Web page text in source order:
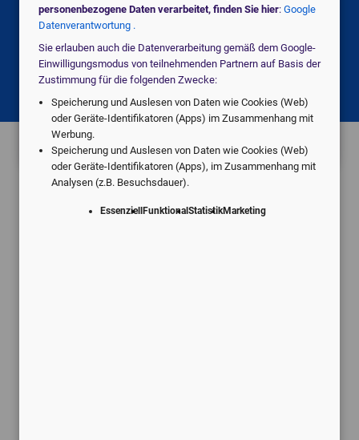
domainKlinik / MVZ
local_hospitalEtwas anderes
personenbezogene Daten verarbeitet, finden Sie hier: Google
Datenverantwortung .
Sie erlauben auch die Datenverarbeitung gemäß dem Google-
Einwilligungsmodus von teilnehmenden Partnern auf Basis der
Zustimmung für die folgenden Zwecke:
Speicherung und Auslesen von Daten wie Cookies (Web)
oder Geräte-Identifikatoren (Apps) im Zusammenhang mit
Werbung.
Speicherung und Auslesen von Daten wie Cookies (Web)
oder Geräte-Identifikatoren (Apps), im Zusammenhang mit
Analysen (z.B. Besuchsdauer).
EssenziellFunktionalStatistikMarketing